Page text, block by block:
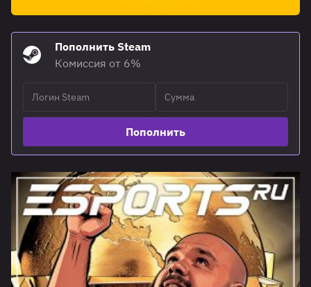
Пополнить Steam
Комиссия от 6%
Пополнить